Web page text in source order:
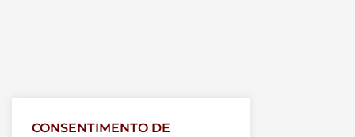
CONSENTIMENTO DE